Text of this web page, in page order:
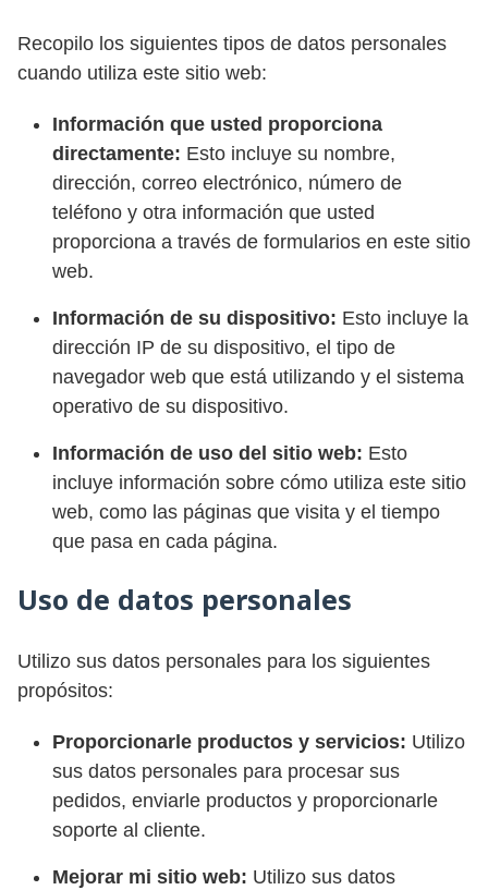
Recopilo los siguientes tipos de datos personales
cuando utiliza este sitio web:
Información que usted proporciona
directamente: Esto incluye su nombre,
dirección, correo electrónico, número de
teléfono y otra información que usted
proporciona a través de formularios en este sitio
web.
Información de su dispositivo: Esto incluye la
dirección IP de su dispositivo, el tipo de
navegador web que está utilizando y el sistema
operativo de su dispositivo.
Información de uso del sitio web: Esto
incluye información sobre cómo utiliza este sitio
web, como las páginas que visita y el tiempo
que pasa en cada página.
Uso de datos personales
Utilizo sus datos personales para los siguientes
propósitos:
Proporcionarle productos y servicios: Utilizo
sus datos personales para procesar sus
pedidos, enviarle productos y proporcionarle
soporte al cliente.
Mejorar mi sitio web: Utilizo sus datos